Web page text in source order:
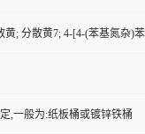
黄; 分散黄7; 4-[4-(苯基氮杂)
,一般为:纸板桶或镀锌铁桶